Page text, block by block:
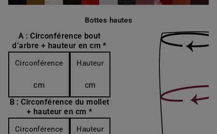
Bottes hautes
A : Circonférence bout
d’arbre + hauteur en cm *
Circonférence
cm
Hauteur
cm
B : Circonférence du mollet
+ hauteur en cm *
Circonférence Hauteur